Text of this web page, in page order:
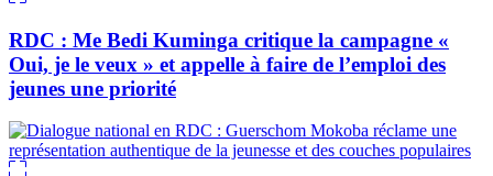
RDC : Me Bedi Kuminga critique la campagne «
Oui, je le veux » et appelle à faire de l’emploi des
jeunes une priorité